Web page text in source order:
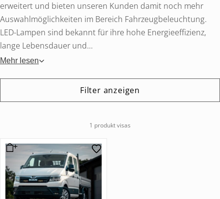
erweitert und bieten unseren Kunden damit noch mehr
Auswahlmöglichkeiten im Bereich Fahrzeugbeleuchtung.
LED-Lampen sind bekannt für ihre hohe Energieeffizienz,
lange Lebensdauer und...
Mehr lesen
Filter anzeigen
1 produkt visas